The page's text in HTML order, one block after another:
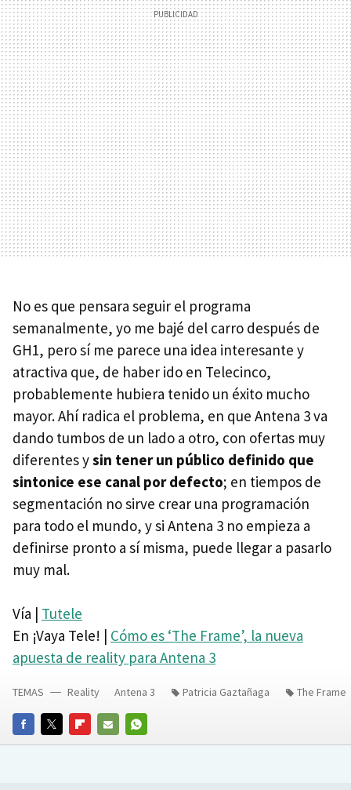
No es que pensara seguir el programa
semanalmente, yo me bajé del carro después de
GH1, pero sí me parece una idea interesante y
atractiva que, de haber ido en Telecinco,
probablemente hubiera tenido un éxito mucho
mayor. Ahí radica el problema, en que Antena 3 va
dando tumbos de un lado a otro, con ofertas muy
diferentes ysin tener un público definido que
sintonice ese canal por defecto; en tiempos de
segmentación no sirve crear una programación
para todo el mundo, y si Antena 3 no empieza a
definirse pronto a sí misma, puede llegar a pasarlo
muy mal.
Vía | Tutele
En ¡Vaya Tele! | Cómo es ‘The Frame’, la nueva
apuesta de reality para Antena 3
FACEBOOKTWITTERFLIPBOARD
E-
WHATSAPP
TEMAS Reality Antena 3 Patricia Gaztañaga The Frame